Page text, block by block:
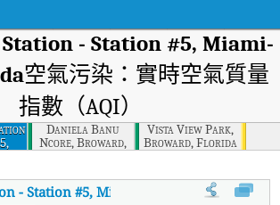
- Station #5, Miami-
空氣污染：實時空氣質量
指數（AQI）
Daniela Banu
Ncore, Broward,
Florida
Vista View Park,
Broward, Florida
- Station #5, Miami-Dade, Florida AQI